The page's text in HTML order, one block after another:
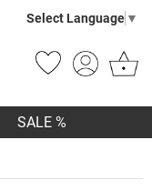
Select Language ▼
SALE %